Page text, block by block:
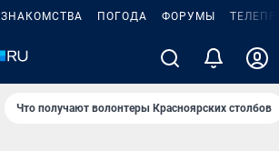
ЗНАКОМСТВА ПОГОДА ФОРУМЫ
Что получают волонтеры Красноярских столбов